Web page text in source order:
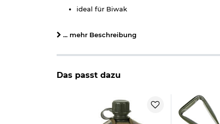
ideal für Biwak
Packmaß: ca. 38 x 15 x 5 cm
Gewicht: ca. 700 g
Farbe: M 95 CZ tarn
Marke: MFH
Wassersäule ist das Maß für
Material stehen könnte, ohne dass dieses
... mehr Beschreibung
Das passt dazu